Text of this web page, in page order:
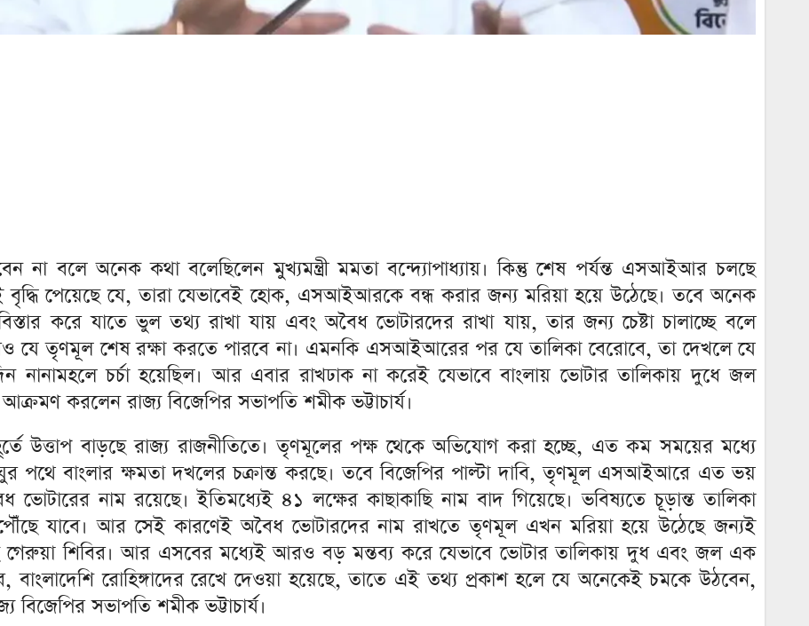
বলে অনেক কথা বলেছিলেন মুখ্যমন্ত্রী মমতা বন্দ্যোপাধ্যায়। কিন্তু শেষ পর্যন্ত এসআইআর চলছে
বৃদ্ধি পেয়েছে যে, তারা যেভাবেই হোক, এসআইআরকে বন্ধ করার জন্য মরিয়া হয়ে উঠেছে। তবে অনেক
করে যাতে ভুল তথ্য রাখা যায় এবং অবৈধ ভোটারদের রাখা যায়, তার জন্য চেষ্টা চালাচ্ছে বলে
যে তৃণমূল শেষ রক্ষা করতে পারবে না। এমনকি এসআইআরের পর যে তালিকা বেরোবে, তা দেখলে যে
চর্চা হয়েছিল। আর এবার রাখঢাক না করেই যেভাবে বাংলায় ভোটার তালিকায় দুধে জল
করলেন রাজ্য বিজেপির সভাপতি শমীক ভট্টাচার্য।
উত্তাপ বাড়ছে রাজ্য রাজনীতিতে। তৃণমূলের পক্ষ থেকে অভিযোগ করা হচ্ছে, এত কম সময়ের মধ্যে
পথে বাংলার ক্ষমতা দখলের চক্রান্ত করছে। তবে বিজেপির পাল্টা দাবি, তৃণমূল এসআইআরে এত ভয়
নাম রয়েছে। ইতিমধ্যেই ৪১ লক্ষের কাছাকাছি নাম বাদ গিয়েছে। ভবিষ্যতে চূড়ান্ত তালিকা
যাবে। আর সেই কারণেই অবৈধ ভোটারদের নাম রাখতে তৃণমূল এখন মরিয়া হয়ে উঠেছে জন্যই
শিবির। আর এসবের মধ্যেই আরও বড় মন্তব্য করে যেভাবে ভোটার তালিকায় দুধ এবং জল এক
রোহিঙ্গাদের রেখে দেওয়া হয়েছে, তাতে এই তথ্য প্রকাশ হলে যে অনেকেই চমকে উঠবেন,
সভাপতি শমীক ভট্টাচার্য।